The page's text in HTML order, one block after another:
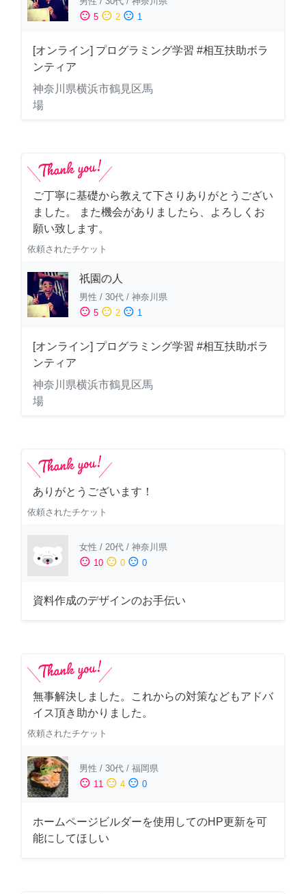
sentiment_satisfied 5 sentiment_neutral 2 sentiment_dissatisfied 1
[オンライン] プログラミング学習 #相互扶助ボラ
ンティア
神奈川県横浜市鶴見区馬
場
ご丁寧に基礎から教えて下さりありがとうござい
ました。 また機会がありましたら、よろしくお
願い致します。
依頼されたチケット
祇園の人
男性 / 30代 / 神奈川県
sentiment_satisfied 5 sentiment_neutral 2 sentiment_dissatisfied 1
[オンライン] プログラミング学習 #相互扶助ボラ
ンティア
神奈川県横浜市鶴見区馬
場
ありがとうございます！
依頼されたチケット
女性 / 20代 / 神奈川県
sentiment_satisfied 10 sentiment_neutral 0 sentiment_dissatisfied 0
資料作成のデザインのお手伝い
無事解決しました。これからの対策などもアドバ
イス頂き助かりました。
依頼されたチケット
男性 / 30代 / 福岡県
sentiment_satisfied 11 sentiment_neutral 4 sentiment_dissatisfied 0
ホームページビルダーを使用してのHP更新を可
能にしてほしい